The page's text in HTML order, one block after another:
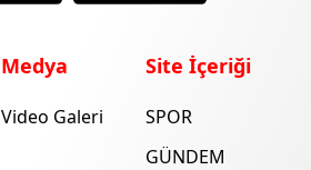
Medya
Video Galeri
Site İçeriği
SPOR
GÜNDEM